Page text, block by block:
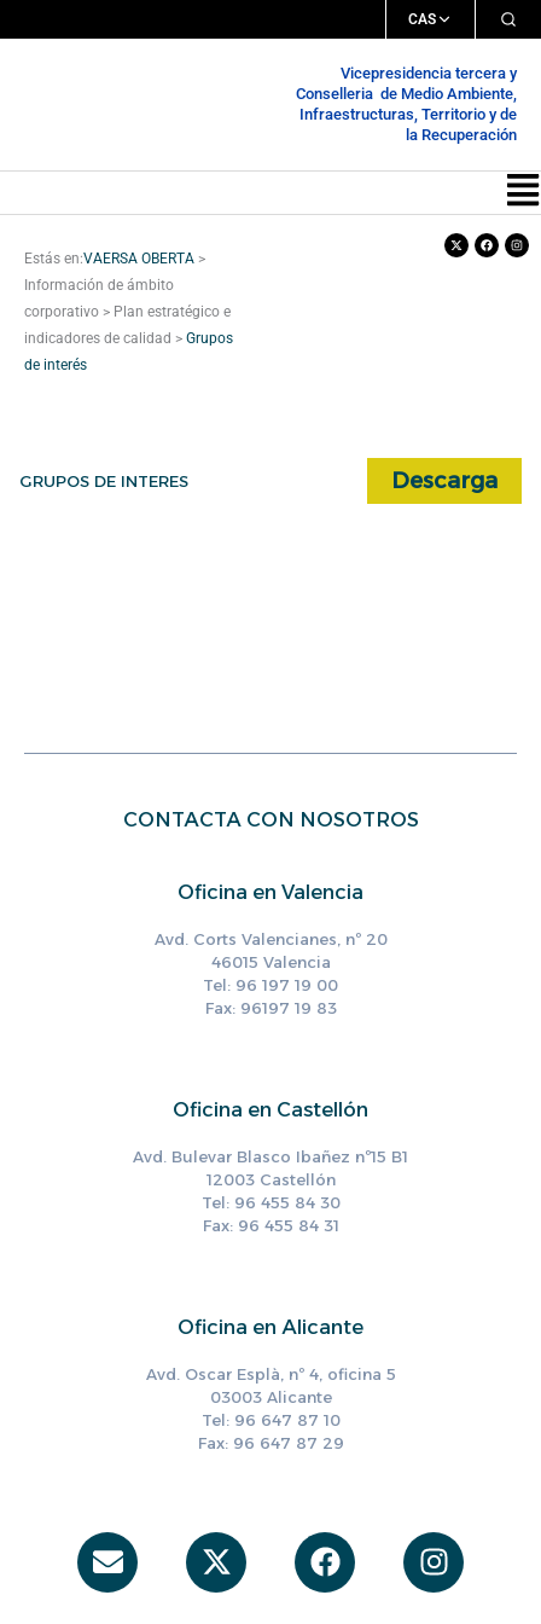
CAS
Vicepresidencia tercera y
Conselleria de Medio Ambiente,
Infraestructuras, Territorio y de
la Recuperación
Estás en:VAERSA OBERTA >
Información de ámbito
corporativo > Plan estratégico e
indicadores de calidad > Grupos
de interés
X-
twitter
Facebook
GRUPOS DE INTERES Descarga
CONTACTA CON NOSOTROS
Oficina en Valencia
Avd. Corts Valencianes, nº 20
46015 Valencia
Tel: 96 197 19 00
Fax: 96197 19 83
Oficina en Castellón
Avd. Bulevar Blasco Ibañez nº15 B1
12003 Castellón
Tel: 96 455 84 30
Fax: 96 455 84 31
Oficina en Alicante
Avd. Oscar Esplà, nº 4, oficina 5
03003 Alicante
Tel: 96 647 87 10
Fax: 96 647 87 29
Envelope
X-
twitter
Facebook